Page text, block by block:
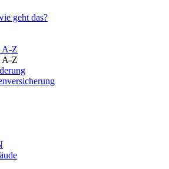
geht das?
A-Z
A-Z